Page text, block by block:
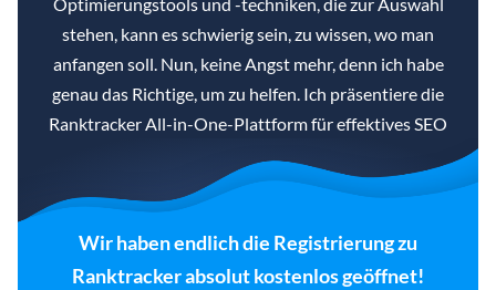
stehen, kann es schwierig sein, zu wissen, wo man
anfangen soll. Nun, keine Angst mehr, denn ich habe
genau das Richtige, um zu helfen. Ich präsentiere die
Ranktracker All-in-One-Plattform für effektives SEO
Wir haben endlich die Registrierung zu
Ranktracker absolut kostenlos geöffnet!